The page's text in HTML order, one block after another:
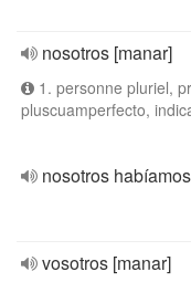
nosotros [manar]
1. personne pluriel,
pluscuamperfecto,
nosotros
vosotros [manar]